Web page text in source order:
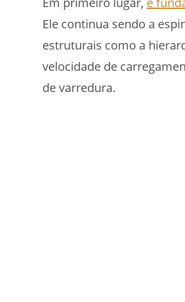
Ele continua sendo a
estruturais como a
velocidade de
de varredura.